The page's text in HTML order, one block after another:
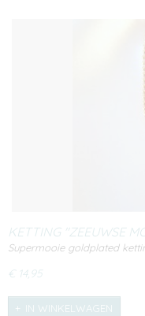
KETTING "ZEEUWSE
Supermooie goldplated
€ 14,95
IN WINKELWAGEN